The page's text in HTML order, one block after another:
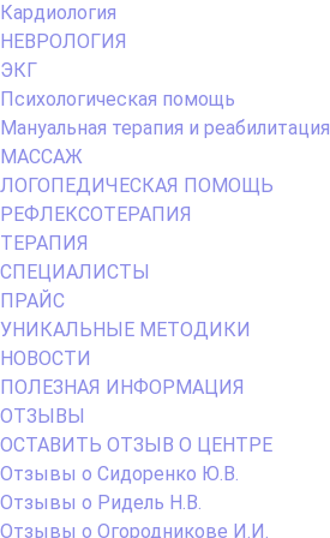
Кардиология
НЕВРОЛОГИЯ
ЭКГ
Психологическая помощь
Мануальная терапия и реабилитация
МАССАЖ
ЛОГОПЕДИЧЕСКАЯ ПОМОЩЬ
РЕФЛЕКСОТЕРАПИЯ
ТЕРАПИЯ
СПЕЦИАЛИСТЫ
ПРАЙС
УНИКАЛЬНЫЕ МЕТОДИКИ
НОВОСТИ
ПОЛЕЗНАЯ ИНФОРМАЦИЯ
ОТЗЫВЫ
ОСТАВИТЬ ОТЗЫВ О ЦЕНТРЕ
Отзывы о Сидоренко Ю.В.
Отзывы о Ридель Н.В.
Отзывы о Огородникове И.И.